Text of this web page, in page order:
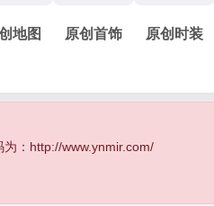
地图 原创首饰 原创时装
：http://www.ynmir.com/